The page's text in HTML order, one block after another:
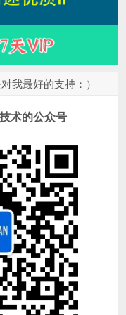
我最好的支持：）
术的公众号